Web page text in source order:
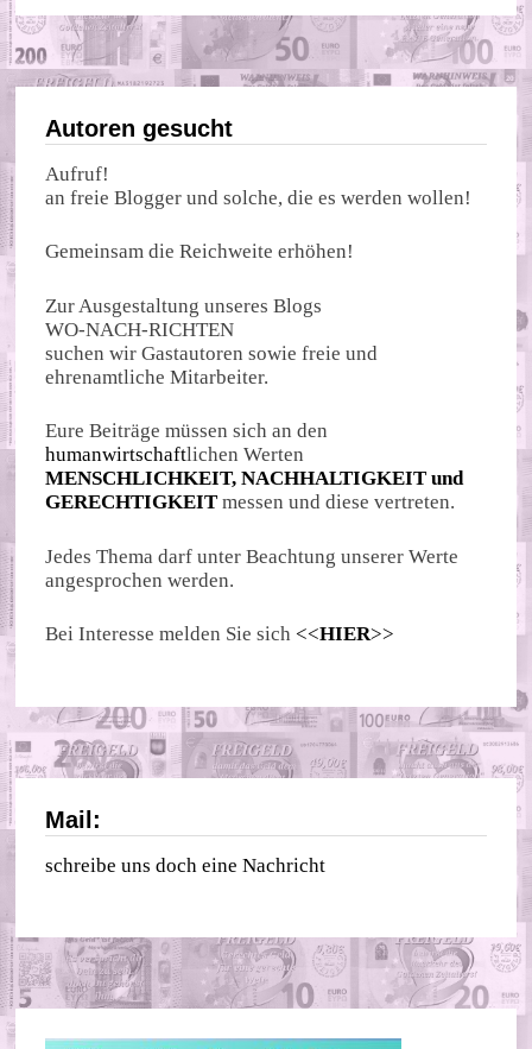
Autoren gesucht
Aufruf!
an freie Blogger und solche, die es werden wollen!
Gemeinsam die Reichweite erhöhen!
Zur Ausgestaltung unseres Blogs
WO-NACH-RICHTEN
suchen wir Gastautoren sowie freie und
ehrenamtliche Mitarbeiter.
Eure Beiträge müssen sich an den
humanwirtschaftlichen Werten
MENSCHLICHKEIT, NACHHALTIGKEIT und
GERECHTIGKEIT messen und diese vertreten.
Jedes Thema darf unter Beachtung unserer Werte
angesprochen werden.
Bei Interesse melden Sie sich <<HIER>>
Mail:
schreibe uns doch eine Nachricht